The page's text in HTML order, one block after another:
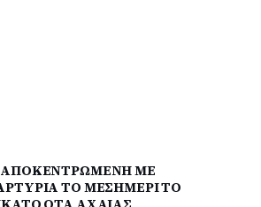
ΜΕ
ΤΟ ΜΕΣΗΜΕΡΙ ΤΟ